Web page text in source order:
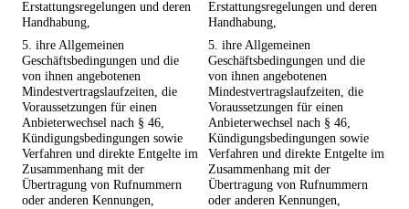
Erstattungsregelungen und deren
Handhabung,
Erstattungsregelungen und deren
Handhabung,
5. ihre Allgemeinen
Geschäftsbedingungen und die
von ihnen angebotenen
Mindestvertragslaufzeiten, die
Voraussetzungen für einen
Anbieterwechsel nach § 46,
Kündigungsbedingungen sowie
Verfahren und direkte Entgelte im
Zusammenhang mit der
Übertragung von Rufnummern
oder anderen Kennungen,
5. ihre Allgemeinen
Geschäftsbedingungen und die
von ihnen angebotenen
Mindestvertragslaufzeiten, die
Voraussetzungen für einen
Anbieterwechsel nach § 46,
Kündigungsbedingungen sowie
Verfahren und direkte Entgelte im
Zusammenhang mit der
Übertragung von Rufnummern
oder anderen Kennungen,